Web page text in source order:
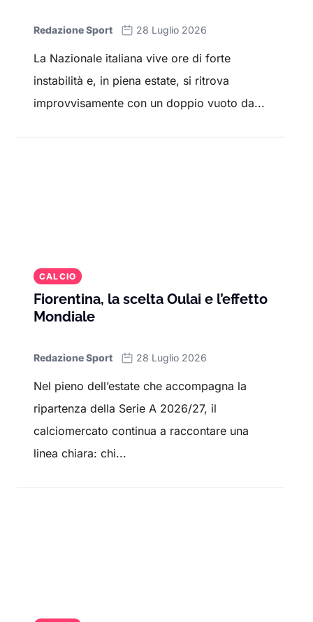
parte.
Con un focus su Serie A, Premier League,
Champions League
e competizioni
internazionali, Sport.it offre una copertura
completa per tutti gli appassionati di calcio.
Redazione Sport 28 Luglio 2026
La Nazionale italiana vive ore di forte
instabilità e, in piena estate, si ritrova
improvvisamente con un doppio vuoto da...
CALCIO
Fiorentina, la scelta Oulai e l’effetto
Mondiale
Redazione Sport 28 Luglio 2026
Nel pieno dell’estate che accompagna la
ripartenza della Serie A 2026/27, il
calciomercato continua a raccontare una
linea chiara: chi...